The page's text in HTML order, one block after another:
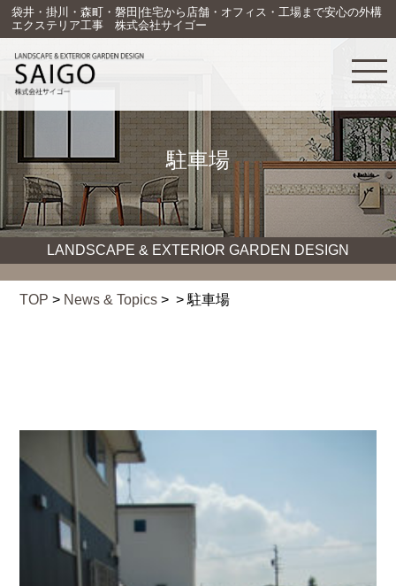
袋井・掛川・森町・磐田|住宅から店舗・オフィス・工場まで安心の外構
エクステリア工事 株式会社サイゴー
駐車場
LANDSCAPE & EXTERIOR GARDEN DESIGN
TOP > News & Topics > > 駐車場